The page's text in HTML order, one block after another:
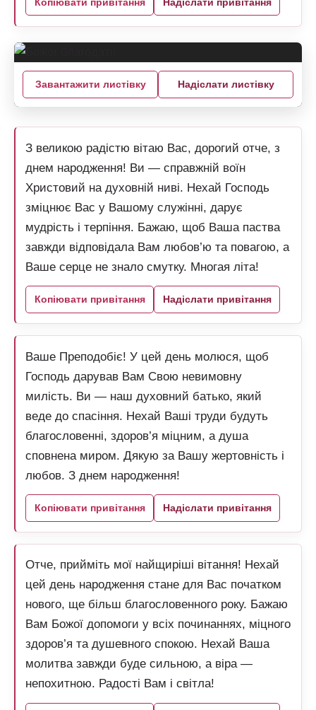
Копіювати привітання Надіслати привітання
Завантажити листівку Надіслати листівку
З великою радістю вітаю Вас, дорогий отче, з
днем народження! Ви — справжній воїн
Христовий на духовній ниві. Нехай Господь
зміцнює Вас у Вашому служінні, дарує
мудрість і терпіння. Бажаю, щоб Ваша паства
завжди відповідала Вам любов’ю та повагою, а
Ваше серце не знало смутку. Многая літа!
Копіювати привітання Надіслати привітання
Ваше Преподобіє! У цей день молюся, щоб
Господь дарував Вам Свою невимовну
милість. Ви — наш духовний батько, який
веде до спасіння. Нехай Ваші труди будуть
благословенні, здоров’я міцним, а душа
сповнена миром. Дякую за Вашу жертовність і
любов. З днем народження!
Копіювати привітання Надіслати привітання
Отче, прийміть мої найщиріші вітання! Нехай
цей день народження стане для Вас початком
нового, ще більш благословенного року. Бажаю
Вам Божої допомоги у всіх починаннях, міцного
здоров’я та душевного спокою. Нехай Ваша
молитва завжди буде сильною, а віра —
непохитною. Радості Вам і світла!